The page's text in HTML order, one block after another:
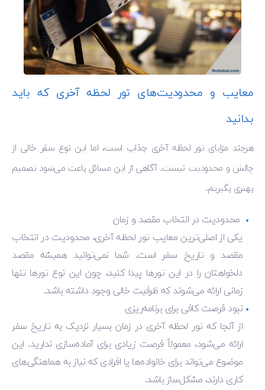
معایب و محدودیت‌های تور لحظه آخری که باید
بدانید
هرچند مزایای تور لحظه آخری جذاب است، اما این نوع سفر خالی از
چالش و محدودیت نیست. آگاهی از این مسائل باعث می‌شود تصمیم
بهتری بگیریم.
محدودیت در انتخاب مقصد و زمان
یکی از اصلی‌ترین معایب تور لحظه آخری، محدودیت در انتخاب
مقصد و تاریخ سفر است. شما نمی‌توانید همیشه مقصد
دلخواهتان را در این تورها پیدا کنید، چون این نوع تورها تنها
زمانی ارائه می‌شوند که ظرفیت خالی وجود داشته باشد.
نبود فرصت کافی برای برنامه‌ریزی
از آنجا که تور لحظه آخری در زمان بسیار نزدیک به تاریخ سفر
ارائه می‌شود، معمولاً فرصت زیادی برای آماده‌سازی ندارید. این
موضوع می‌تواند برای خانواده‌ها یا افرادی که نیاز به هماهنگی‌های
کاری دارند، مشکل‌ساز باشد.